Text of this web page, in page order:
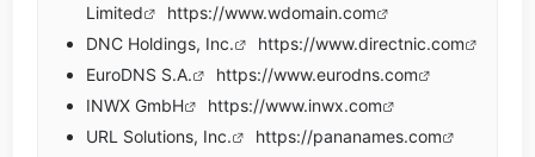
Limited
https://www.wdomain.com
DNC Holdings, Inc.
https://www.directnic.com
EuroDNS S.A.
https://www.eurodns.com
INWX GmbH
https://www.inwx.com
URL Solutions, Inc.
https://pananames.com